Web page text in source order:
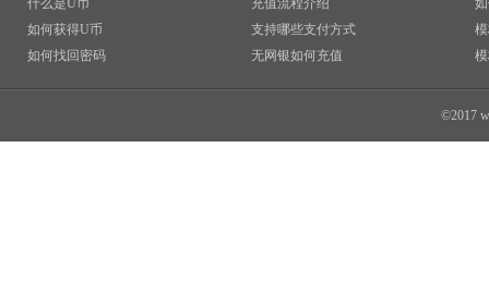
什么是U币
如何获得U币
如何找回密码
充值流程介绍
支持哪些支付方式
无网银如何充值
©2017